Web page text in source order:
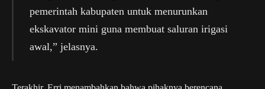
pemerintah kabupaten untuk menurunkan
ekskavator mini guna membuat saluran irigasi
awal,” jelasnya.